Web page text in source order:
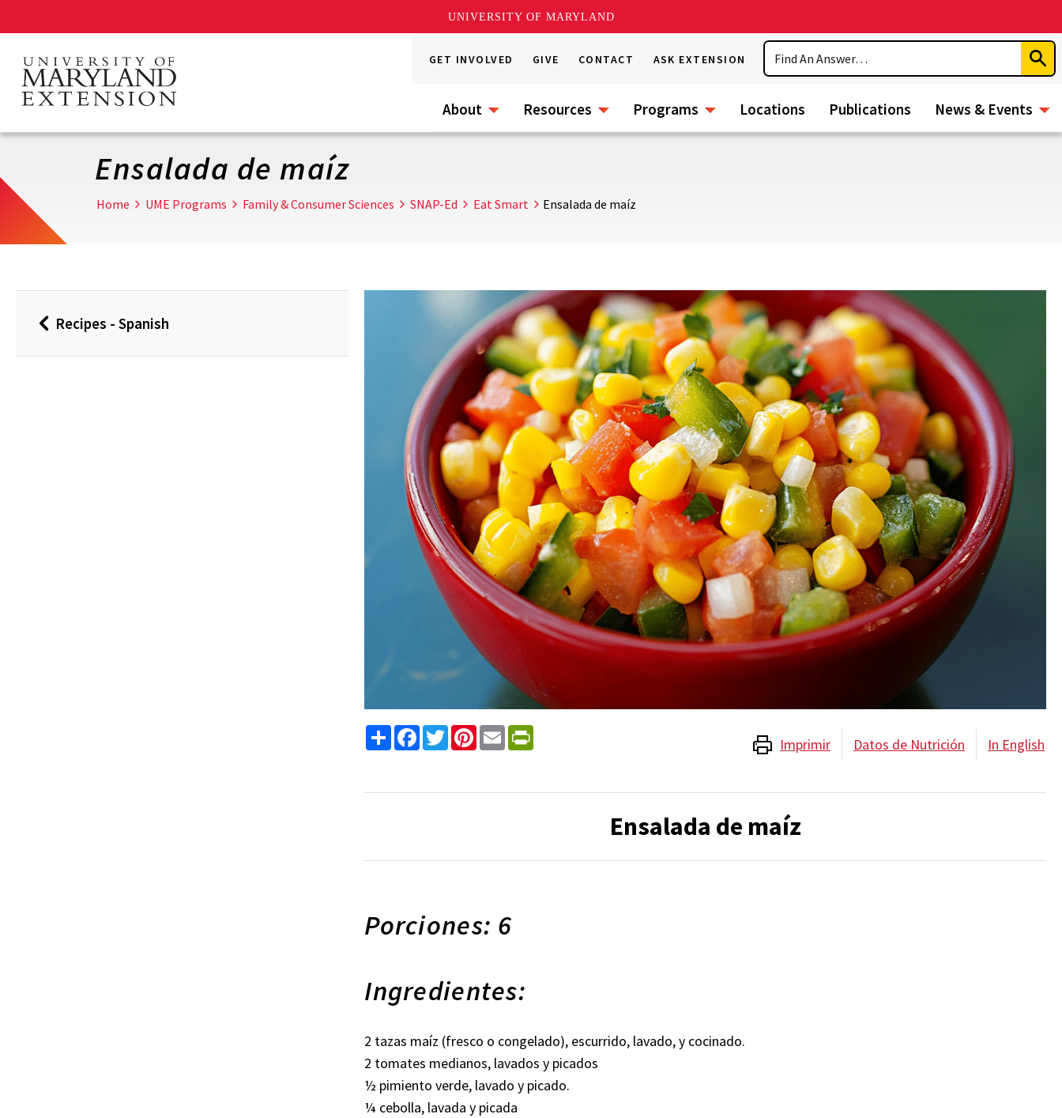
UNIVERSITY OF MARYLAND
main
content
GET INVOLVED GIVE CONTACT ASK EXTENSION
Search
About Resources Programs Locations Publications News & Events
Ensalada de maíz
Home UME Programs Family & Consumer Sciences SNAP-Ed Eat Smart Ensalada de maíz
BackRecipes - Spanish
Share FacebookTwitterPinterest
Email
Imprimir Datos de Nutrición In English
Ensalada de maíz
Porciones: 6
Ingredientes:
2 tazas maíz (fresco o congelado), escurrido, lavado, y cocinado.
2 tomates medianos, lavados y picados
½ pimiento verde, lavado y picado.
¼ cebolla, lavada y picada